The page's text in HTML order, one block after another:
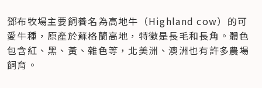
鄧布牧場主要飼養名為高地牛（Highland cow）的可
愛牛種，原產於蘇格蘭高地，特徵是長毛和長角。體色
包含紅、黑、黃、雜色等，北美洲、澳洲也有許多農場
飼育。